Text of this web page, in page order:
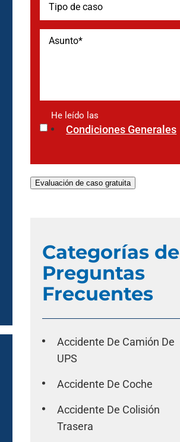
He leído las
Condiciones Generales
Evaluación de caso gratuita
Categorías de
Preguntas
Frecuentes
Accidente De Camión De
UPS
Accidente De Coche
Accidente De Colisión
Trasera